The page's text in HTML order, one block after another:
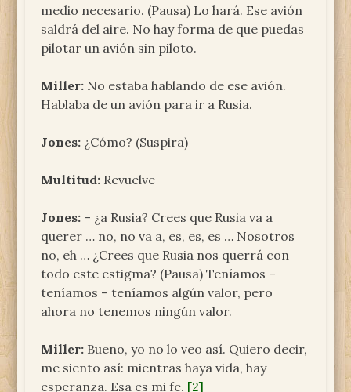
medio necesario. (Pausa) Lo hará. Ese avión
saldrá del aire. No hay forma de que puedas
pilotar un avión sin piloto.
Miller: No estaba hablando de ese avión.
Hablaba de un avión para ir a Rusia.
Jones: ¿Cómo? (Suspira)
Multitud: Revuelve
Jones: – ¿a Rusia? Crees que Rusia va a
querer … no, no va a, es, es, es … Nosotros
no, eh … ¿Crees que Rusia nos querrá con
todo este estigma? (Pausa) Teníamos –
teníamos – teníamos algún valor, pero
ahora no tenemos ningún valor.
Miller: Bueno, yo no lo veo así. Quiero decir,
me siento así: mientras haya vida, hay
esperanza. Esa es mi fe. [2]